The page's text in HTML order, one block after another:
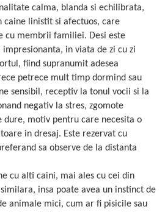
calma, blanda si echilibrata,
caine linistit si afectuos, care
cu membrii familiei. Desi este
in viata de zi cu zi
fiind supranumit adesea
petrece mult timp dormind sau
sensibil, receptiv la tonul vocii si la
negativ la stres, zgomote
dure, motiv pentru care necesita o
in dresaj. Este rezervat cu
sa observe de la distanta
cu alti caini, mai ales cu cei din
insa poate avea un instinct de
animale mici, cum ar fi pisicile sau